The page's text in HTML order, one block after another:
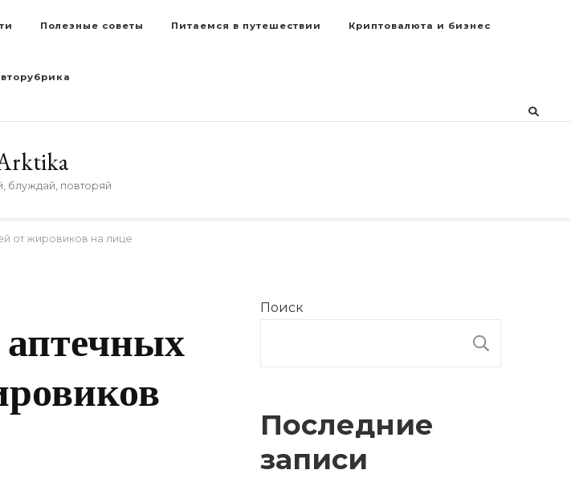
Полезные советы Питаемся в путешествии Криптовалюта и бизнес
блуждай, повторяй
от жировиков на лице
Поиск
Последние
записи